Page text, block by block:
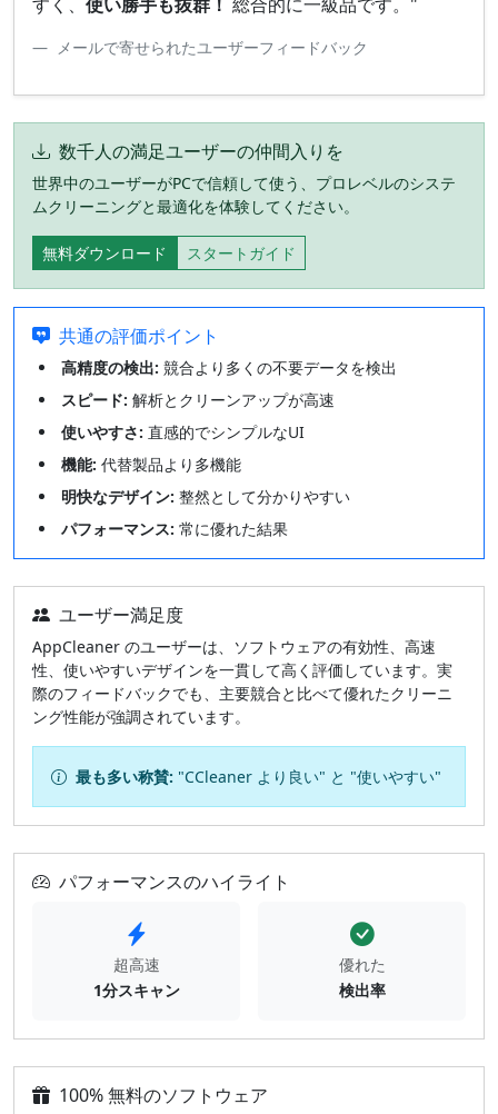
メールで寄せられたユーザーフィードバック
数千人の満足ユーザーの仲間入りを
世界中のユーザーがPCで信頼して使う、プロレベルのシステ
ムクリーニングと最適化を体験してください。
無料ダウンロード スタートガイド
共通の評価ポイント
高精度の検出: 競合より多くの不要データを検出
スピード: 解析とクリーンアップが高速
使いやすさ: 直感的でシンプルなUI
機能: 代替製品より多機能
明快なデザイン: 整然として分かりやすい
パフォーマンス: 常に優れた結果
ユーザー満足度
AppCleaner のユーザーは、ソフトウェアの有効性、高速
性、使いやすいデザインを一貫して高く評価しています。実
際のフィードバックでも、主要競合と比べて優れたクリーニ
ング性能が強調されています。
最も多い称賛: "CCleaner より良い" と "使いやすい"
パフォーマンスのハイライト
超高速
1分スキャン
優れた
検出率
100% 無料のソフトウェア